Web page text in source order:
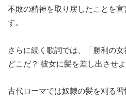
不敗の精神を取り戻したことを
す。
さらに続く歌詞では、「勝利の
どこだ？ 彼女に髪を差し出させ
古代ローマでは奴隷の髪を刈る